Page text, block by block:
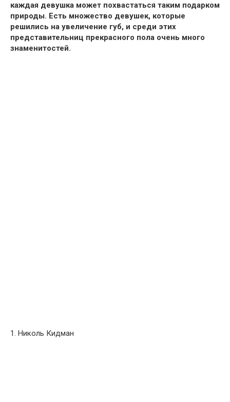
каждая девушка может похвастаться таким подарком
природы. Есть множество девушек, которые
решились на увеличение губ, и среди этих
представительниц прекрасного пола очень много
знаменитостей.
1. Николь Кидман